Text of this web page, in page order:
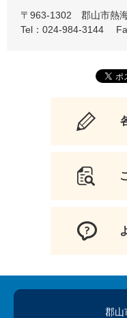
〒963-1302
郡山市熱
Tel：024-984-3144
郡山